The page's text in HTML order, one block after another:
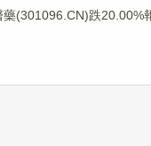
(301096.CN)跌20.00%